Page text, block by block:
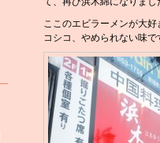
ここのエビラーメンが大
コシコ、やめられない味で